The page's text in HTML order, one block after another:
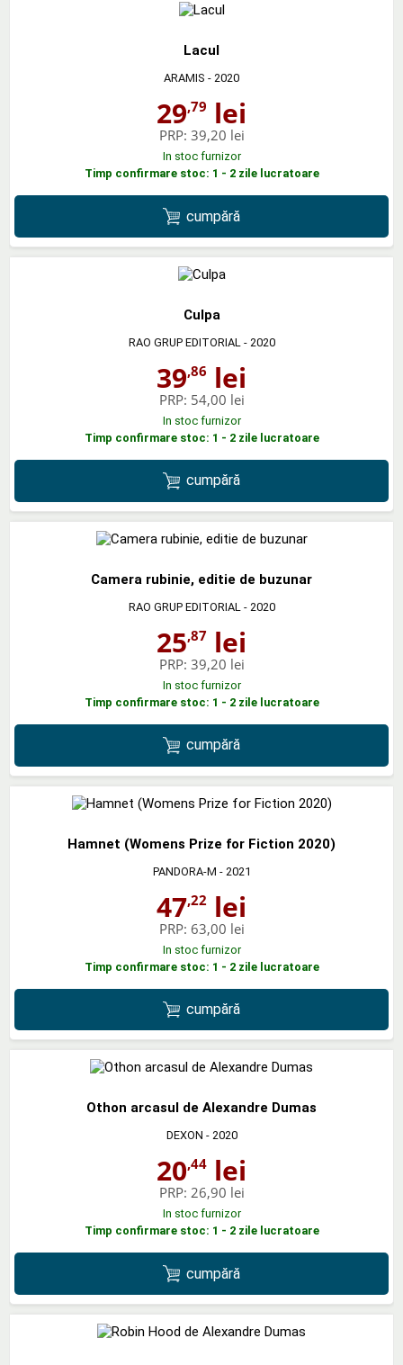
Lacul
ARAMIS - 2020
29,79 lei
PRP: 39,20 lei
In stoc furnizor
Timp confirmare stoc: 1 - 2 zile lucratoare
cumpără
Culpa
RAO GRUP EDITORIAL- 2020
39,86 lei
PRP: 54,00 lei
In stoc furnizor
Timp confirmare stoc: 1 - 2 zile lucratoare
cumpără
Camera rubinie, editie de buzunar
RAO GRUP EDITORIAL - 2020
25,87 lei
PRP: 39,20 lei
In stoc furnizor
Timp confirmare stoc: 1 - 2 zile lucratoare
cumpără
Hamnet (Womens Prize for Fiction 2020)
PANDORA-M - 2021
47,22 lei
PRP: 63,00 lei
In stoc furnizor
Timp confirmare stoc: 1 - 2 zile lucratoare
cumpără
Othon arcasul de Alexandre Dumas
DEXON - 2020
20,44 lei
PRP: 26,90 lei
In stoc furnizor
Timp confirmare stoc: 1 - 2 zile lucratoare
cumpără